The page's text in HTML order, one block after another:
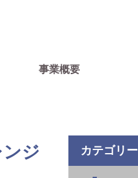
事業概要
ジ
カテゴリー